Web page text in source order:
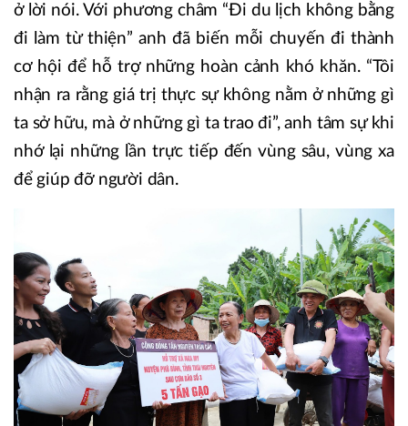
ở lời nói. Với phương châm “Đi du lịch không bằng
đi làm từ thiện” anh đã biến mỗi chuyến đi thành
cơ hội để hỗ trợ những hoàn cảnh khó khăn. “Tôi
nhận ra rằng giá trị thực sự không nằm ở những gì
ta sở hữu, mà ở những gì ta trao đi”, anh tâm sự khi
nhớ lại những lần trực tiếp đến vùng sâu, vùng xa
để giúp đỡ người dân.